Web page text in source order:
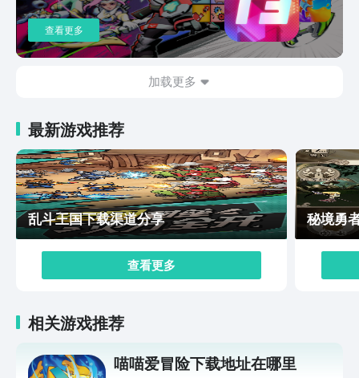
查看更多
加载更多
最新游戏推荐
乱斗王国下载渠道分享
查看更多
秘境勇
相关游戏推荐
喵喵爱冒险下载地址在哪里